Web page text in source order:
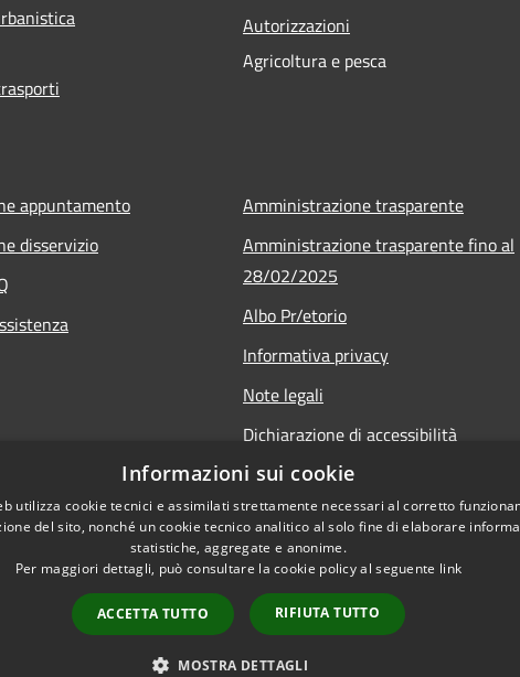
Autorizzazioni
Agricoltura e pesca
appuntamento
disservizio
Amministrazione trasparente
Amministrazione trasparente fino al
28/02/2025
Albo Pr/etorio
Informativa privacy
Note legali
Dichiarazione di accessibilità
Obiettivi di accessibilità
Copyright © 2026 • Comune di
Informazioni sui cookie
utilizza cookie tecnici e assimilati strettamente necessari al corretto
del sito, nonché un cookie tecnico analitico al solo fine di elaborare
statistiche, aggregate e anonime.
Per maggiori dettagli, può consultare la cookie policy al seguente link
ACCETTA TUTTO RIFIUTA TUTTO
MOSTRA DETTAGLI